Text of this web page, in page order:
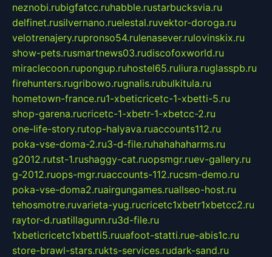
neznobi.rubigfatcc.ruhabble.rustarbucksvia.ru
delfinet.rusilvernano.ruelestal.ruvektor-doroga.ru
velotrenajery.rupronso54.rulenasever.rulovinskix.ru
show-pets.rusmartnews03.rudiscofoxworld.ru
miraclecoon.rupongup.ruhostel65.ruliura.ruglasspb.ru
firehunters.rugribowo.rugnalis.rubulkitula.ru
hometown-france.ru1-xbeticricetc-1-xbetti-5.ru
shop-garena.rucricetc-1-xbetr-1-xbetcc-2.ru
one-life-story.rutop-halyava.ruaccounts112.ru
poka-vse-doma-2.ru3-d-file.ruhahahaharms.ru
g2012.rutst-1.rushaggy-cat.ruopsmgr.ruev-gallery.ru
g-2012.ruops-mgr.ruaccounts-112.rucsm-demo.ru
poka-vse-doma2.ruairgungames.ruallseo-host.ru
tehosmotre.ruvarieta-yug.rucricetc1xbetr1xbetcc2.ru
raytor-d.ruatillagunn.ru3d-file.ru
1xbeticricetc1xbetti5.ruuafoot-statti.rue-abis1c.ru
store-brawl-stars.rukts-services.rudark-sand.ru